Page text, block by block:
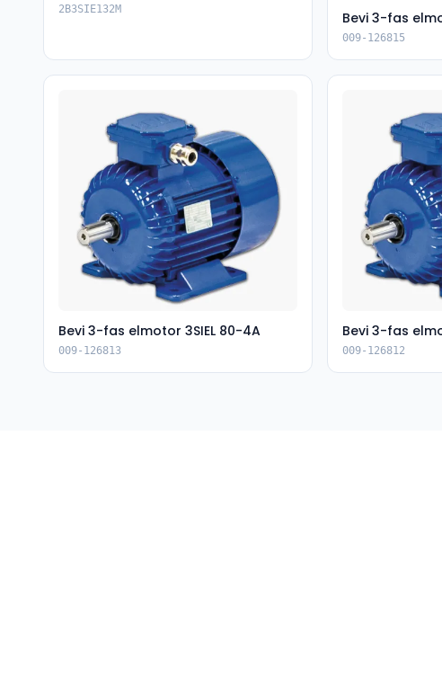
2B3SIE132M
Bevi 3-fas
009-126815
Bevi 3-fas elmotor 3SIEL 80-4A
009-126813
Bevi 3-fas
009-126812